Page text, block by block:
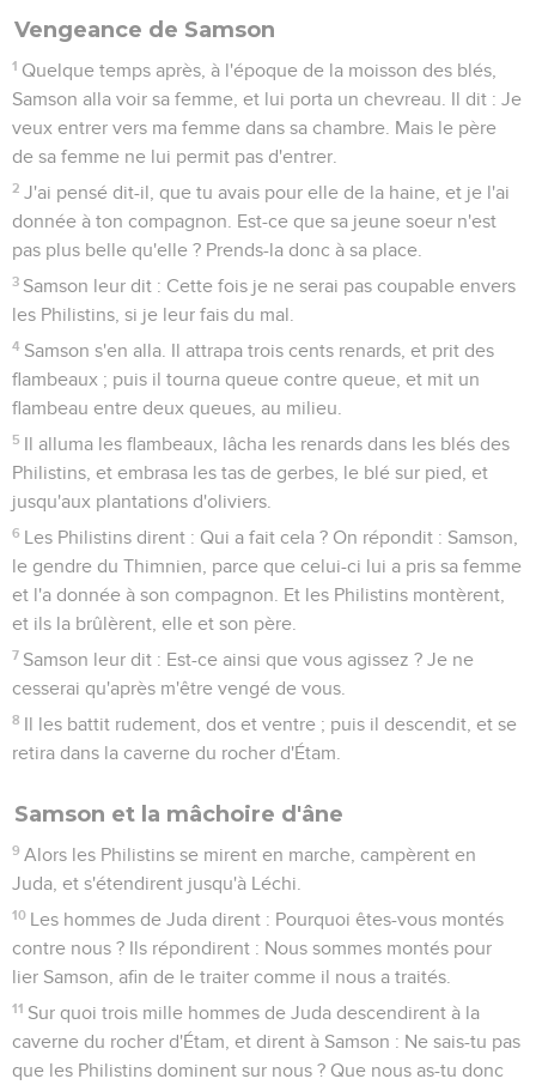
Vengeance de Samson
1 Quelque temps après, à l'époque de la moisson des blés,
Samson alla voir sa femme, et lui porta un chevreau. Il dit : Je
veux entrer vers ma femme dans sa chambre. Mais le père
de sa femme ne lui permit pas d'entrer.
2 J'ai pensé dit-il, que tu avais pour elle de la haine, et je l'ai
donnée à ton compagnon. Est-ce que sa jeune soeur n'est
pas plus belle qu'elle ? Prends-la donc à sa place.
3 Samson leur dit : Cette fois je ne serai pas coupable envers
les Philistins, si je leur fais du mal.
4 Samson s'en alla. Il attrapa trois cents renards, et prit des
flambeaux ; puis il tourna queue contre queue, et mit un
flambeau entre deux queues, au milieu.
5 Il alluma les flambeaux, lâcha les renards dans les blés des
Philistins, et embrasa les tas de gerbes, le blé sur pied, et
jusqu'aux plantations d'oliviers.
6 Les Philistins dirent : Qui a fait cela ? On répondit : Samson,
le gendre du Thimnien, parce que celui-ci lui a pris sa femme
et l'a donnée à son compagnon. Et les Philistins montèrent,
et ils la brûlèrent, elle et son père.
7 Samson leur dit : Est-ce ainsi que vous agissez ? Je ne
cesserai qu'après m'être vengé de vous.
8 Il les battit rudement, dos et ventre ; puis il descendit, et se
retira dans la caverne du rocher d'Étam.
Samson et la mâchoire d'âne
9 Alors les Philistins se mirent en marche, campèrent en
Juda, et s'étendirent jusqu'à Léchi.
10 Les hommes de Juda dirent : Pourquoi êtes-vous montés
contre nous ? Ils répondirent : Nous sommes montés pour
lier Samson, afin de le traiter comme il nous a traités.
11 Sur quoi trois mille hommes de Juda descendirent à la
caverne du rocher d'Étam, et dirent à Samson : Ne sais-tu pas
que les Philistins dominent sur nous ? Que nous as-tu donc